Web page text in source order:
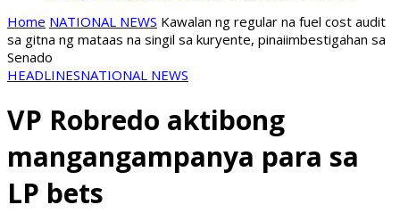
Home NATIONAL NEWS Kawalan ng regular na fuel cost audit
sa gitna ng mataas na singil sa kuryente, pinaiimbestigahan sa
Senado
HEADLINESNATIONAL NEWS
VP Robredo aktibong
mangangampanya para sa
LP bets